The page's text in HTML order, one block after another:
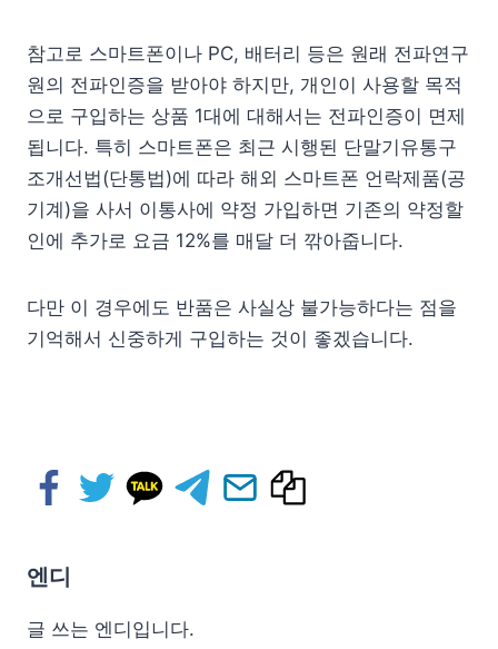
참고로 스마트폰이나 PC, 배터리 등은 원래 전파연구
원의 전파인증을 받아야 하지만, 개인이 사용할 목적
으로 구입하는 상품 1대에 대해서는 전파인증이 면제
됩니다. 특히 스마트폰은 최근 시행된 단말기유통구
조개선법(단통법)에 따라 해외 스마트폰 언락제품(공
기계)을 사서 이통사에 약정 가입하면 기존의 약정할
인에 추가로 요금 12%를 매달 더 깎아줍니다.
다만 이 경우에도 반품은 사실상 불가능하다는 점을
기억해서 신중하게 구입하는 것이 좋겠습니다.
엔디
글 쓰는 엔디입니다.